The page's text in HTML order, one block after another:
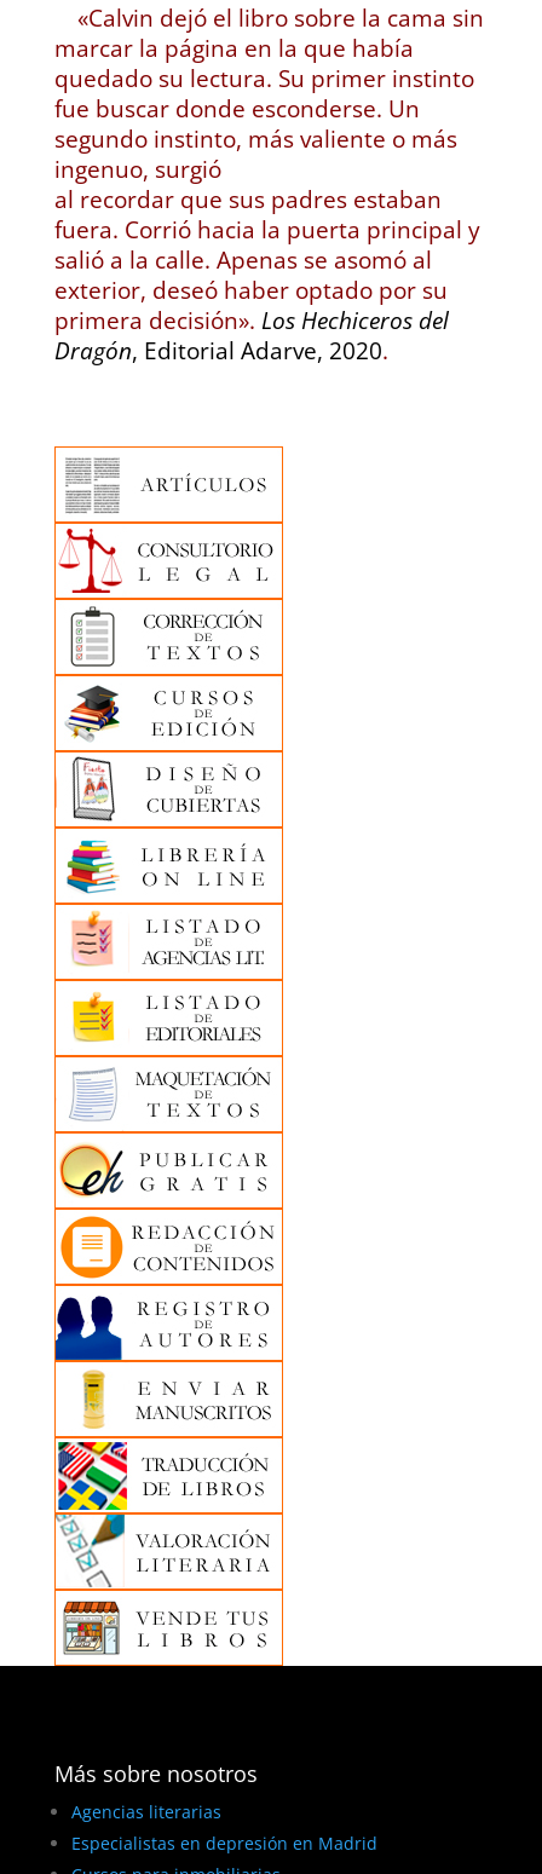
«Calvin dejó el libro sobre la cama sin
marcar la página en la que había
quedado su lectura. Su primer instinto
fue buscar donde esconderse. Un
segundo instinto, más valiente o más
ingenuo, surgió
al recordar que sus padres estaban
fuera. Corrió hacia la puerta principal y
salió a la calle. Apenas se asomó al
exterior, deseó haber optado por su
primera decisión». Los Hechiceros del
Dragón, Editorial Adarve, 2020.
Más sobre nosotros
Agencias literarias
Especialistas en depresión en Madrid